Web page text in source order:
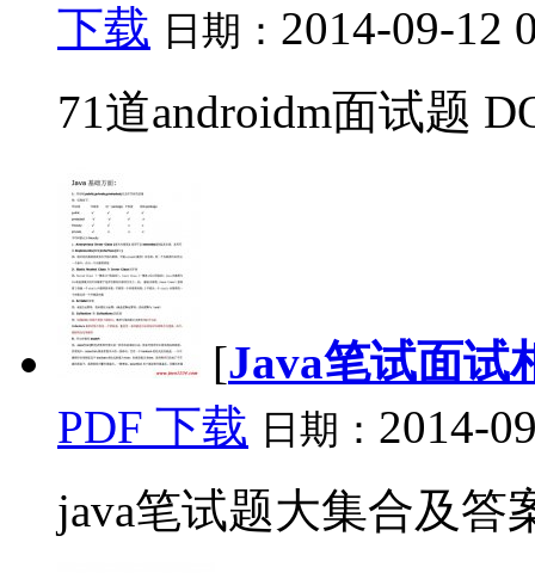
下载 日期： 2014-09-12
71道androidm面试题
[Java笔试面试
PDF 下载 日期： 2014-
java笔试题大集合及答